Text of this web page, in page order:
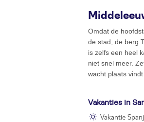
Omdat de
de stad, de berg
is zelfs een heel
niet snel meer.
wacht plaats
Vakanties in
Vakantie